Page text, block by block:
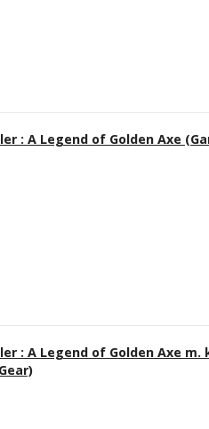
: A Legend of Golden Axe
: A Legend of Golden Axe m.